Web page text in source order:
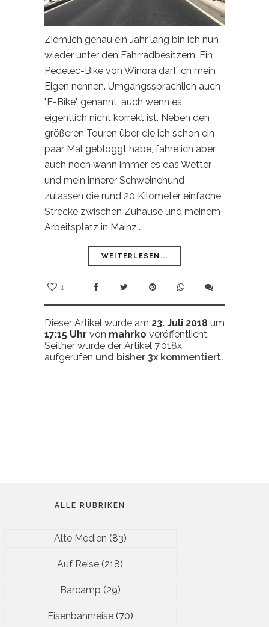
Ziemlich genau ein Jahr lang bin ich nun
wieder unter den Fahrradbesitzern. Ein
Pedelec-Bike von Winora darf ich mein
Eigen nennen. Umgangssprachlich auch
"E-Bike" genannt, auch wenn es
eigentlich nicht korrekt ist. Neben den
größeren Touren über die ich schon ein
paar Mal gebloggt habe, fahre ich aber
auch noch wann immer es das Wetter
und mein innerer Schweinehund
zulassen die rund 20 Kilometer einfache
Strecke zwischen Zuhause und meinem
Arbeitsplatz in Mainz.…
WEITERLESEN...
1
Dieser Artikel wurde am 23. Juli 2018 um
17:15 Uhr von mahrko veröffentlicht.
Seither wurde der Artikel 7.018x
aufgerufen und bisher 3x kommentiert.
ALLE RUBRIKEN
Alte Medien (83)
Auf Reise (218)
Barcamp (29)
Eisenbahnreise(70)